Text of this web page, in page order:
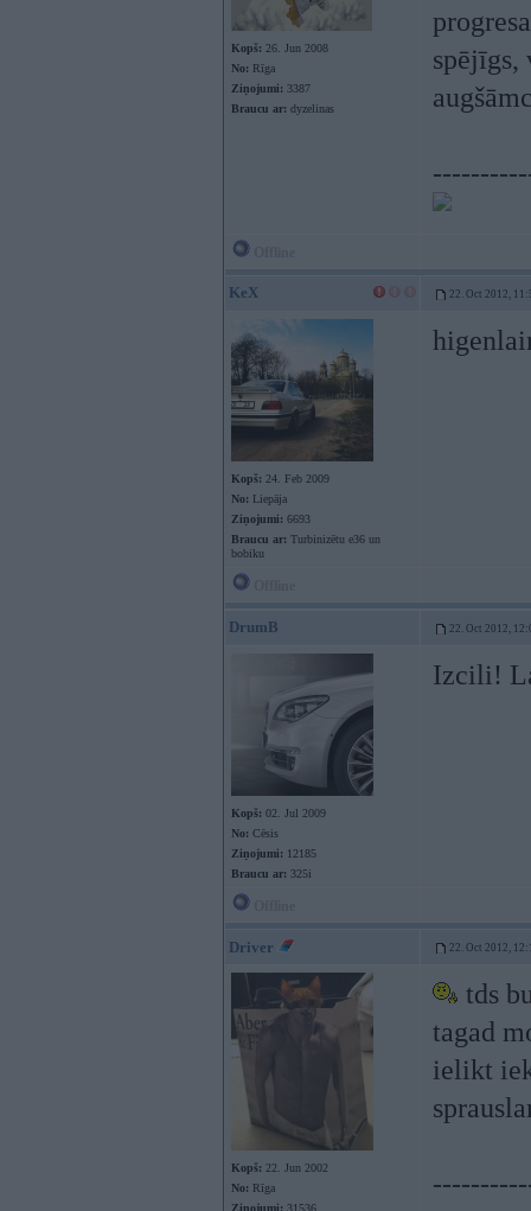
Kopš: 26. Jun 2008
No: Rīga
Ziņojumi: 3387
Braucu ar: dyzelinas
spējīgs,
KeX 22. Oct 2012,
Kopš: 24. Feb 2009
No: Liepāja
Ziņojumi: 6693
Braucu ar: Turbinizētu e36 un
bobiku
DrumB 22. Oct 2012,
Kopš: 02. Jul 2009
No: Cēsis
Ziņojumi: 12185
Braucu ar: 325i
Izcili!
Driver 22. Oct 2012,
Kopš: 22. Jun 2002
No: Rīga
Ziņojumi: 31536
tds
tagad
ielikt